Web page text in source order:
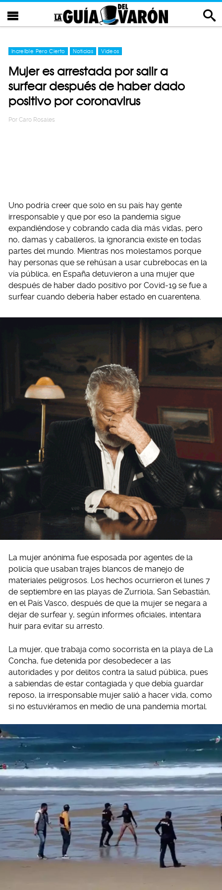
Increíble Pero Cierto Noticias Videos
Mujer es arrestada por salir a
surfear después de haber dado
positivo por coronavirus
Por Caro Rosales
Uno podría creer que solo en su país hay gente
irresponsable y que por eso la pandemia sigue
expandiéndose y cobrando cada día más vidas, pero
no, damas y caballeros, la ignorancia existe en todas
partes del mundo. Mientras nos molestamos porque
hay personas que se rehúsan a usar cubrebocas en la
vía pública, en España detuvieron a una mujer que
después de haber dado positivo por Covid-19 se fue a
surfear cuando debería haber estado en cuarentena.
La mujer anónima fue esposada por agentes de la
policía que usaban trajes blancos de manejo de
materiales peligrosos. Los hechos ocurrieron el lunes 7
de septiembre en las playas de Zurriola, San Sebastián,
en el País Vasco, después de que la mujer se negara a
dejar de surfear y, según informes oficiales, intentara
huir para evitar su arresto.
La mujer, que trabaja como socorrista en la playa de La
Concha, fue detenida por desobedecer a las
autoridades y por delitos contra la salud pública, pues
a sabiendas de estar contagiada y que debía guardar
reposo, la irresponsable mujer salió a hacer vida, como
si no estuviéramos en medio de una pandemia mortal.